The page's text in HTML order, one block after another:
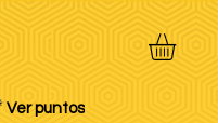
Ver puntos